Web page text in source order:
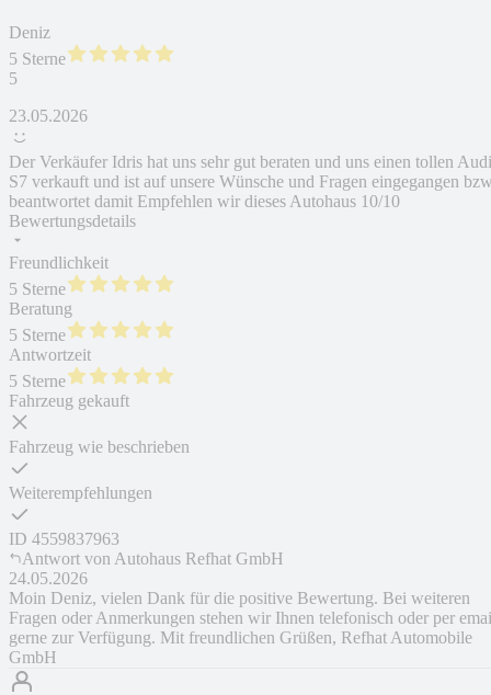
Deniz
5 Sterne
5
23.05.2026
Der Verkäufer Idris hat uns sehr gut beraten und uns einen tollen Audi
S7 verkauft und ist auf unsere Wünsche und Fragen eingegangen
beantwortet damit Empfehlen wir dieses Autohaus 10/10
Bewertungsdetails
Freundlichkeit
5 Sterne
Beratung
5 Sterne
Antwortzeit
5 Sterne
Fahrzeug gekauft
Fahrzeug wie beschrieben
Weiterempfehlungen
ID 4559837963
Antwort von Autohaus Refhat GmbH
24.05.2026
Moin Deniz, vielen Dank für die positive Bewertung. Bei weiteren
Fragen oder Anmerkungen stehen wir Ihnen telefonisch oder per
gerne zur Verfügung. Mit freundlichen Grüßen, Refhat Automobile
GmbH